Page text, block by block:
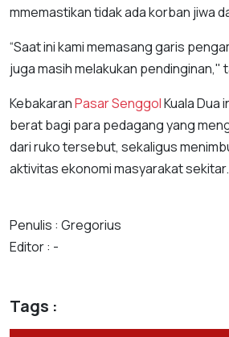
mmemastikan tidak ada korban jiwa
“Saat ini kami memasang garis
juga masih melakukan pendinginan,"
KebakaranPasar SenggolKuala Dua
berat bagi para pedagang yang
dari ruko tersebut, sekaligus
aktivitas ekonomi masyarakat
Penulis : Gregorius
Editor : -
Tags :